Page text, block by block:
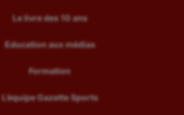
Le livre des 10 ans
Education aux médias
Formation
L’équipe Gazette Sports